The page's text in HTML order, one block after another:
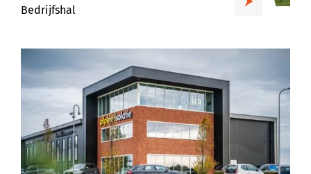
Bedrijfshal